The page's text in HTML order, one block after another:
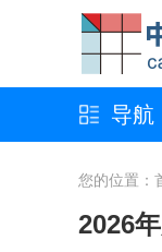
导航
您的位置：
2026